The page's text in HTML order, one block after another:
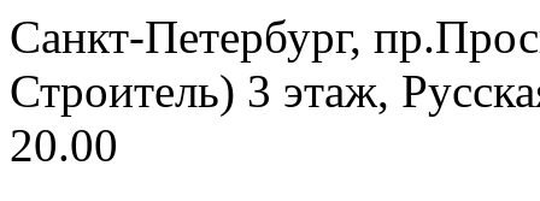
Санкт-Петербург,
Строитель) 3 этаж,
20.00